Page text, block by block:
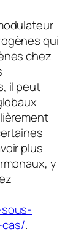
qui
chez
il peut
plus
y
.